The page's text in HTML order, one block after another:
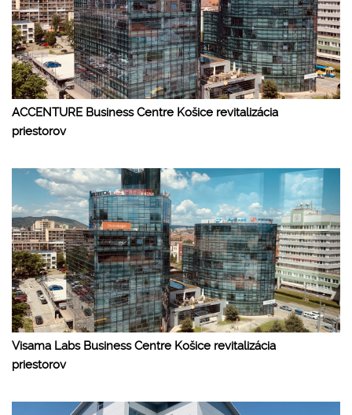
ACCENTURE Business Centre Košice revitalizácia
priestorov
Visama Labs Business Centre Košice revitalizácia
priestorov